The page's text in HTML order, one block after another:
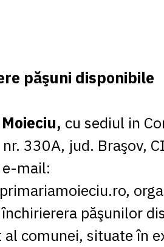
păşuni disponibile
cu sediul in
nr. 330A, jud. Braşov,
mail:
păşunilor
comunei, situate în